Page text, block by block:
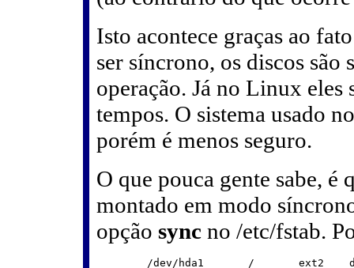
Isto acontece graças ao
ser síncrono, os discos são
operação. Já no Linux eles
tempos. O sistema usado
porém é menos seguro.
O que pouca gente sabe, é
montado em modo
opção sync no /etc/fstab.